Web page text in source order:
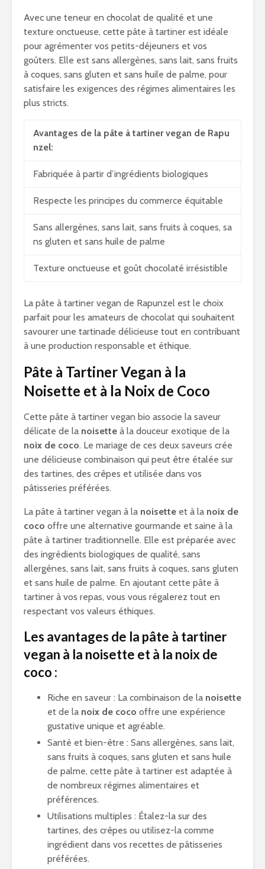
Avec une teneur en chocolat de qualité et une
texture onctueuse, cette pâte à tartiner est idéale
pour agrémenter vos petits-déjeuners et vos
goûters. Elle est sans allergènes, sans lait, sans fruits
à coques, sans gluten et sans huile de palme, pour
satisfaire les exigences des régimes alimentaires les
plus stricts.
Avantages de la pâte à tartiner vegan de Rapu
nzel:
Fabriquée à partir d’ingrédients biologiques
Respecte les principes du commerce équitable
Sans allergènes, sans lait, sans fruits à coques, sa
ns gluten et sans huile de palme
Texture onctueuse et goût chocolaté irrésistible
La pâte à tartiner vegan de Rapunzel est le choix
parfait pour les amateurs de chocolat qui souhaitent
savourer une tartinade délicieuse tout en contribuant
à une production responsable et éthique.
Pâte à Tartiner Vegan à la
Noisette et à la Noix de Coco
Cette pâte à tartiner vegan bio associe la saveur
délicate de la noisette à la douceur exotique de la
noix de coco. Le mariage de ces deux saveurs crée
une délicieuse combinaison qui peut être étalée sur
des tartines, des crêpes et utilisée dans vos
pâtisseries préférées.
La pâte à tartiner vegan à la noisette et à la noix de
coco offre une alternative gourmande et saine à la
pâte à tartiner traditionnelle. Elle est préparée avec
des ingrédients biologiques de qualité, sans
allergènes, sans lait, sans fruits à coques, sans gluten
et sans huile de palme. En ajoutant cette pâte à
tartiner à vos repas, vous vous régalerez tout en
respectant vos valeurs éthiques.
Les avantages de la pâte à tartiner
vegan à la noisette et à la noix de
coco :
Riche en saveur : La combinaison de la noisette
et de la noix de coco offre une expérience
gustative unique et agréable.
Santé et bien-être : Sans allergènes, sans lait,
sans fruits à coques, sans gluten et sans huile
de palme, cette pâte à tartiner est adaptée à
de nombreux régimes alimentaires et
préférences.
Utilisations multiples : Étalez-la sur des
tartines, des crêpes ou utilisez-la comme
ingrédient dans vos recettes de pâtisseries
préférées.